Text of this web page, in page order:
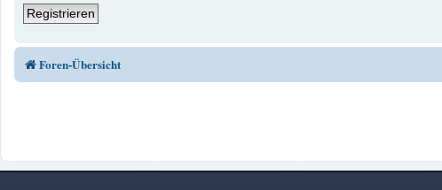
Registrieren
Foren-Übersicht